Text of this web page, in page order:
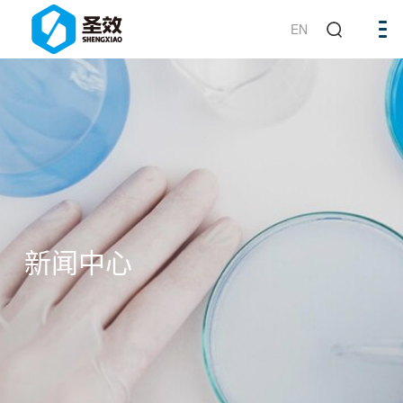
EN
新闻中心